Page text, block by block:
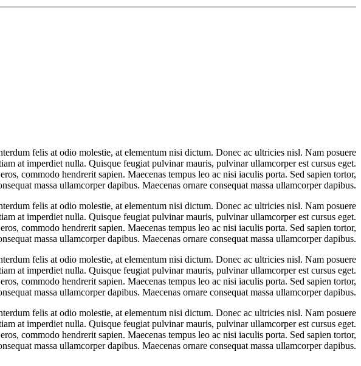
felis at odio molestie, at elementum nisi dictum. Donec ac ultricies nisl. Nam posuere
at imperdiet nulla. Quisque feugiat pulvinar mauris, pulvinar ullamcorper est cursus eget.
commodo hendrerit sapien. Maecenas tempus leo ac nisi iaculis porta. Sed sapien tortor,
massa ullamcorper dapibus. Maecenas ornare consequat massa ullamcorper dapibus.
felis at odio molestie, at elementum nisi dictum. Donec ac ultricies nisl. Nam posuere
at imperdiet nulla. Quisque feugiat pulvinar mauris, pulvinar ullamcorper est cursus eget.
commodo hendrerit sapien. Maecenas tempus leo ac nisi iaculis porta. Sed sapien tortor,
massa ullamcorper dapibus. Maecenas ornare consequat massa ullamcorper dapibus.
felis at odio molestie, at elementum nisi dictum. Donec ac ultricies nisl. Nam posuere
at imperdiet nulla. Quisque feugiat pulvinar mauris, pulvinar ullamcorper est cursus eget.
commodo hendrerit sapien. Maecenas tempus leo ac nisi iaculis porta. Sed sapien tortor,
massa ullamcorper dapibus. Maecenas ornare consequat massa ullamcorper dapibus.
felis at odio molestie, at elementum nisi dictum. Donec ac ultricies nisl. Nam posuere
at imperdiet nulla. Quisque feugiat pulvinar mauris, pulvinar ullamcorper est cursus eget.
commodo hendrerit sapien. Maecenas tempus leo ac nisi iaculis porta. Sed sapien tortor,
massa ullamcorper dapibus. Maecenas ornare consequat massa ullamcorper dapibus.